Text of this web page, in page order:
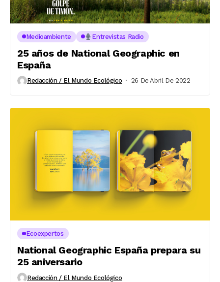
Medioambiente Entrevistas Radio
25 años de National Geographic en
España
Redacción / El Mundo Ecológico 26 De Abril De 2022
Ecoexpertos
National Geographic España prepara su
25 aniversario
Redacción / El Mundo Ecológico